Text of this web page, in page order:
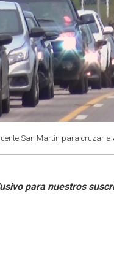
San Martín para cruzar a